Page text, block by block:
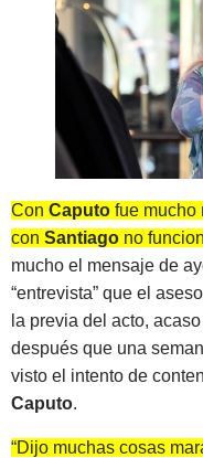
Con Caputo fue mucho
con Santiago no
mucho el mensaje de
“entrevista” que el
la previa del acto,
después que una
visto el intento de
Caputo.
“Dijo muchas cosas